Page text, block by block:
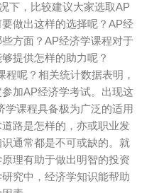
下，比较建议大家选取AP
做出这样的选择呢？AP经
方面？AP经济学课程对于
提供怎样的助力呢？
呢？相关统计数据表明，
加AP经济学考试。出现这
学课程具备极为广泛的适用
路是怎样的，亦或职业发
通常都是不可或缺的。就
理有助于做出明智的投资
究中，经济学知识能帮助